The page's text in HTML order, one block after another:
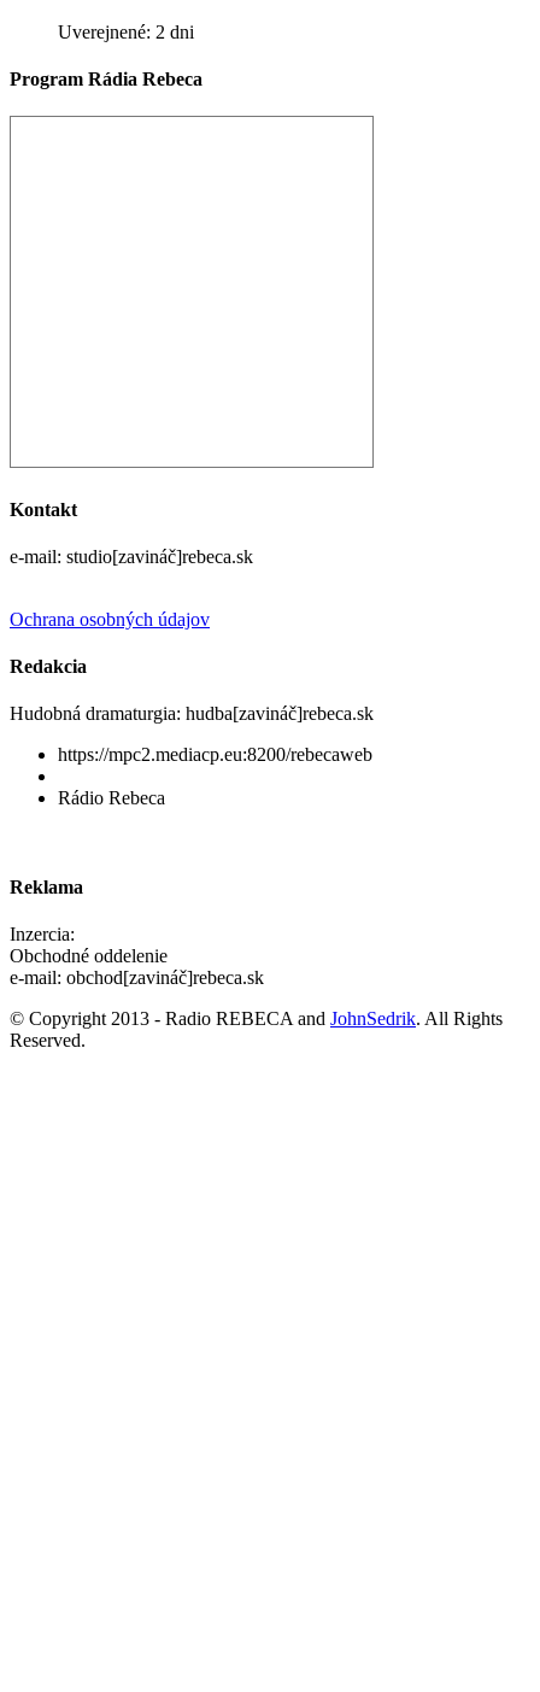
Uverejnené: 2 dni
Program Rádia Rebeca
Kontakt
e-mail: studio[zavináč]rebeca.sk
Ochrana osobných údajov
Redakcia
Hudobná dramaturgia: hudba[zavináč]rebeca.sk
https://mpc2.mediacp.eu:8200/rebecaweb
Rádio Rebeca
Reklama
Inzercia:
Obchodné oddelenie
e-mail: obchod[zavináč]rebeca.sk
© Copyright 2013 - Radio REBECA and JohnSedrik. All Rights
Reserved.